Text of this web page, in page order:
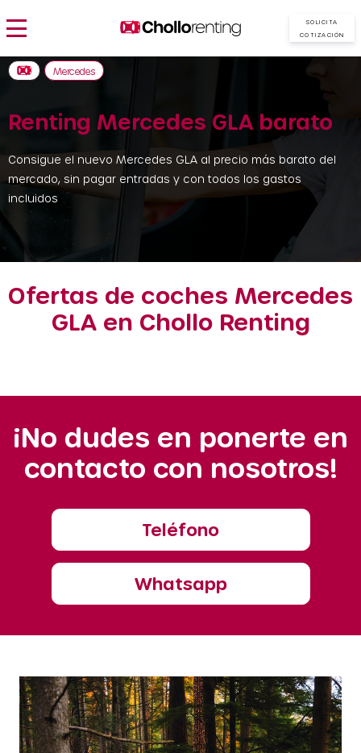
SOLICITA
COTIZACIÓN
Renting Mercedes GLA barato
Consigue el nuevo Mercedes GLA al precio más barato del
mercado, sin pagar entradas y con todos los gastos
incluidos
Mercedes
Ofertas de coches Mercedes
GLA en Chollo Renting
¡No dudes en ponerte en
contacto con nosotros!
Teléfono
Whatsapp